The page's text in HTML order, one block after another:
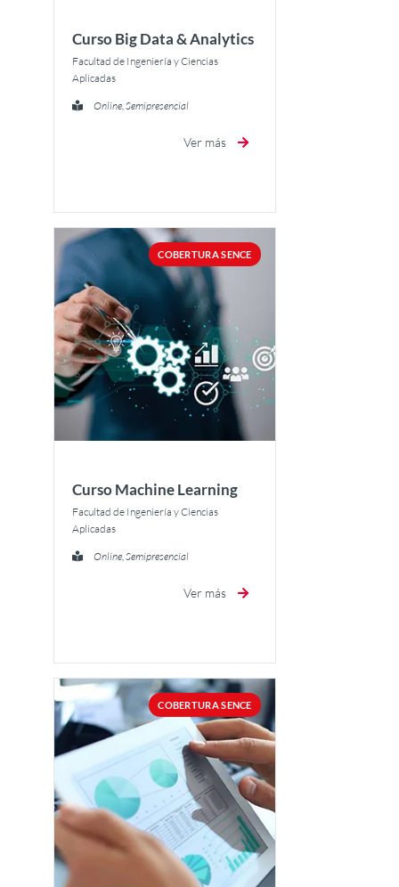
Curso Big Data & Analytics
Facultad de Ingeniería y Ciencias
Aplicadas
Online, Semipresencial
Ver más
COBERTURA SENCE
Curso Machine Learning
Facultad de Ingeniería y Ciencias
Aplicadas
Online, Semipresencial
Ver más
COBERTURA SENCE